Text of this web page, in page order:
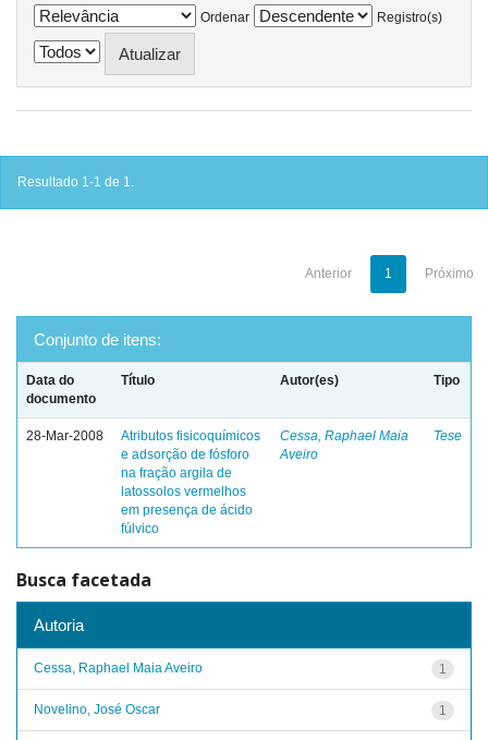
Ordenar
Registro(s)
Resultado 1-1 de 1.
Anterior 1 Próximo
Conjunto de itens:
Data do
documento
Título Autor(es) Tipo
28-Mar-2008
Atributos fisicoquímicos
e adsorção de fósforo
na fração argila de
latossolos vermelhos
em presença de ácido
fúlvico
Cessa, Raphael Maia
Aveiro
Tese
Busca facetada
Autoria
1
Cessa, Raphael Maia Aveiro
1
Novelino, José Oscar